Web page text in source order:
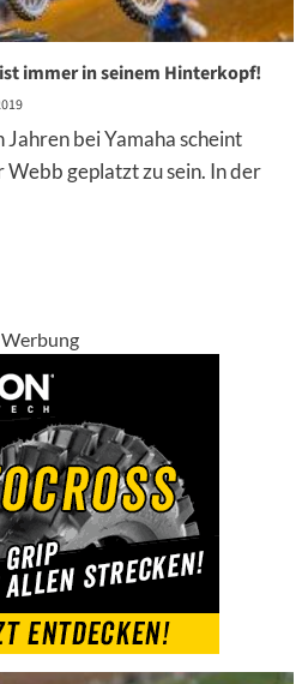
immer in seinem Hinterkopf!
bei Yamaha scheint
geplatzt zu sein. In der
Werbung